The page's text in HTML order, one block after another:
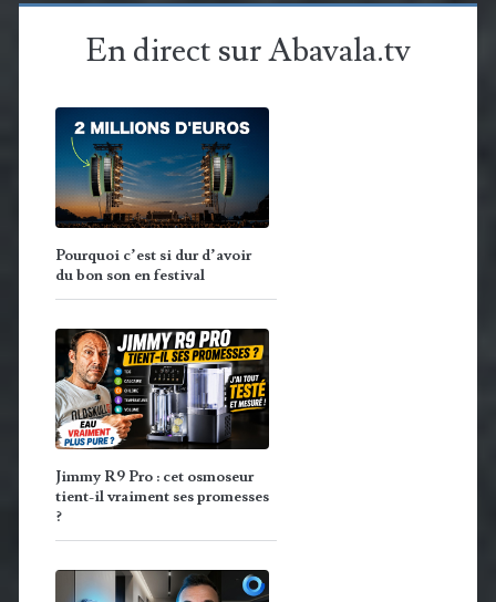
En direct sur Abavala.tv
Pourquoi c’est si dur d’avoir
du bon son en festival
Jimmy R9 Pro : cet osmoseur
tient-il vraiment ses promesses
?